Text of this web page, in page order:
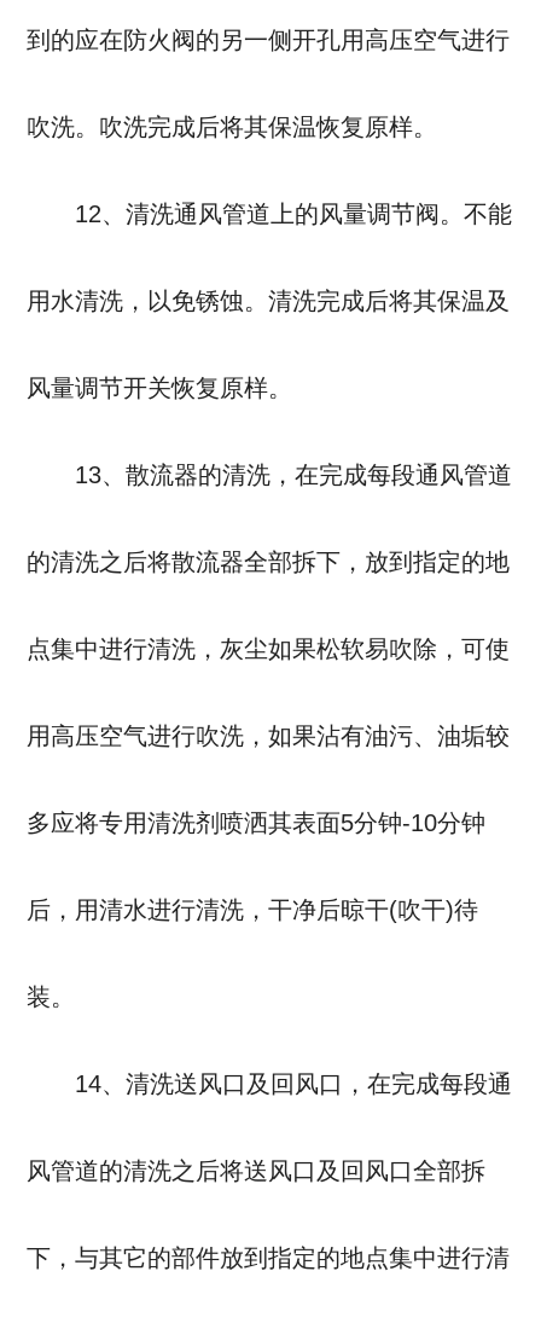
到的应在防火阀的另一侧开孔用高压空气进行
吹洗。吹洗完成后将其保温恢复原样。
12、清洗通风管道上的风量调节阀。不能
用水清洗，以免锈蚀。清洗完成后将其保温及
风量调节开关恢复原样。
13、散流器的清洗，在完成每段通风管道
的清洗之后将散流器全部拆下，放到指定的地
点集中进行清洗，灰尘如果松软易吹除，可使
用高压空气进行吹洗，如果沾有油污、油垢较
多应将专用清洗剂喷洒其表面5分钟-10分钟
后，用清水进行清洗，干净后晾干(吹干)待
装。
14、清洗送风口及回风口，在完成每段通
风管道的清洗之后将送风口及回风口全部拆
下，与其它的部件放到指定的地点集中进行清